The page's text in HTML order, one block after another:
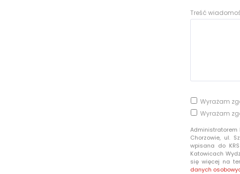
Treść
Wyrażam
Wyrażam
Administratorem
Chorzowie, ul.
wpisana do
Katowicach
się więcej na
danych